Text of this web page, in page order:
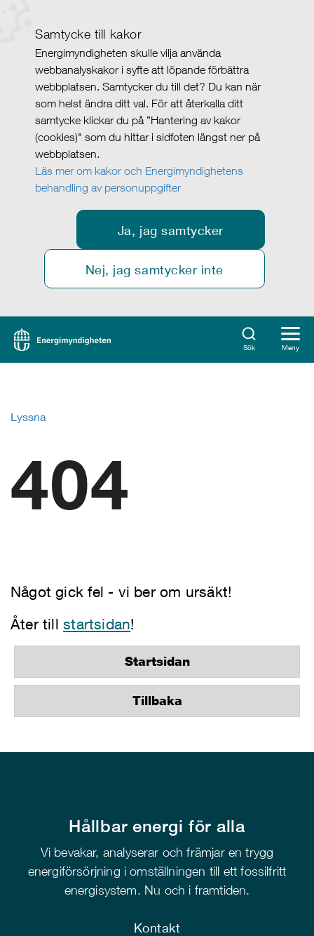
Samtycke till kakor
Energimyndigheten skulle vilja använda
webbanalyskakor i syfte att löpande förbättra
webbplatsen. Samtycker du till det? Du kan när
som helst ändra ditt val. För att återkalla ditt
samtycke klickar du på ”Hantering av kakor
(cookies)" som du hittar i sidfoten längst ner på
webbplatsen.
Läs mer om kakor och Energimyndighetens
behandling av personuppgifter
Ja, jag samtycker
Nej, jag samtycker inte
Sök Meny
Lyssna
404
Något gick fel - vi ber om ursäkt!
Åter tillstartsidan!
Startsidan
Tillbaka
Hållbar energi för alla
Vi bevakar, analyserar och främjar en trygg
energiförsörjning i omställningen till ett fossilfritt
energisystem. Nu och i framtiden.
Kontakt